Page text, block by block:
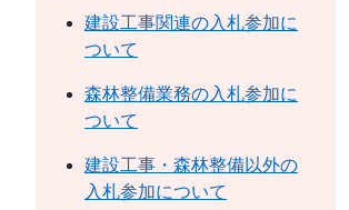
建設工事関連の入札参加に
ついて
森林整備業務の入札参加に
ついて
建設工事・森林整備以外の
入札参加について